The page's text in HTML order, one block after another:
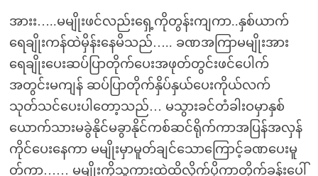
အားး…..မမျိုးဖင်လည်းရှေ့ကိုတွန်းကျကာ..နှစ်ယာက်
ရေချိုးကန်ထဲမှိန်းနေမိသည်….. ခဏအကြာမမျိုးအား
ရေချိုးပေးဆပ်ပြာတိုက်ပေးအဖုတ်တွင်းဖင်ပေါက်
အတွင်းမကျန် ဆပ်ပြာတိုက်နှိပ်နှယ်ပေးကိုယ်လက်
သုတ်သင်ပေးပါတော့သည်… မသွားခင်တံခါးဝမှာနှစ်
ယောက်သားမခွဲနိုင်မခွာနိုင်ကစ်ဆင်ရိုက်ကာအပြန်အလှန်
ကိုင်ပေးနေကာ မမျိုးမှာမူတ်ချင်သောကြောင့်ခဏပေးမူ
တ်ကာ…… မမျိုးကိုသူ့ကားထဲထိလိုက်ပို့ကာတိုက်ခန်းပေါ်